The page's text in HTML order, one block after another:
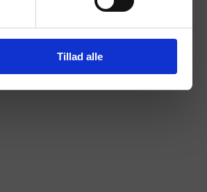
Tillad alle